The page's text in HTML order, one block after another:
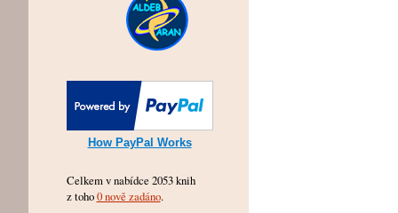
How PayPal Works
Celkem v nabídce 2053 knih
z toho0 nově zadáno.